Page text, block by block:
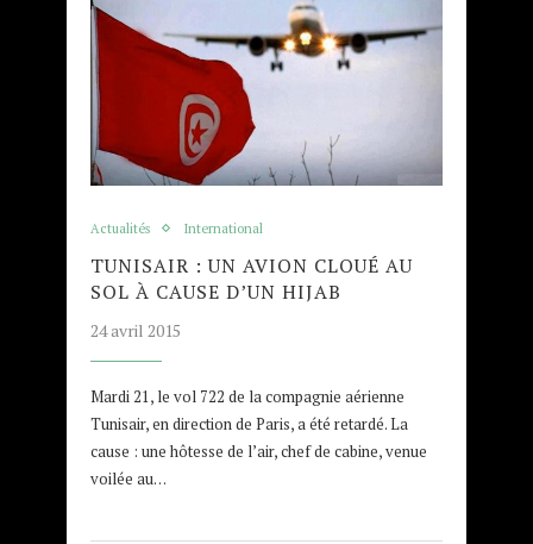
Actualités International
TUNISAIR : UN AVION CLOUÉ AU
SOL À CAUSE D’UN HIJAB
24 avril 2015
Mardi 21, le vol 722 de la compagnie aérienne
Tunisair, en direction de Paris, a été retardé. La
cause : une hôtesse de l’air, chef de cabine, venue
voilée au…